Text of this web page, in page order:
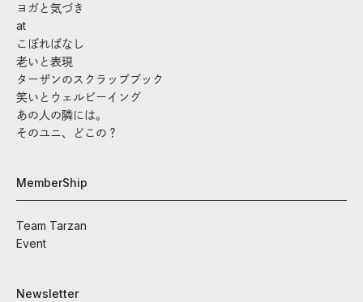
ヨガと気づき
at
こぼればなし
老いと表現
ターザンのスクラップブック
笑いとウェルビーイング
あの人の隣には。
そのユニ、どこの？
MemberShip
Team Tarzan
Event
Newsletter